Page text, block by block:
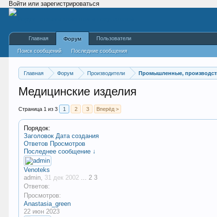
Войти или зарегистрироваться
Главная Форум Производители Промышленные,
Медицинские изделия
Страница 1 из 3 1 2 3 Вперёд >
Порядок:
Заголовок Дата создания
Ответов Просмотров
Последнее сообщение ↓
Venoteks
admin, 31 дек 2002 ... 2 3
Ответов:
Просмотров:
Anastasia_green
22 июн 2023
Главная Форум
Поиск сообщений Последние сообщения
Пользователи